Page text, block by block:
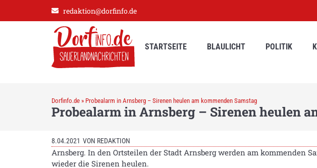
redaktion@dorfinfo.de
STARTSEITE BLAULICHT POLITIK
Dorfinfo.de » Probealarm in Arnsberg – Sirenen heulen am kommenden Samstag
Probealarm in Arnsberg – Sirenen heulen
8.04.2021 VON REDAKTION
Arnsberg. In den Ortsteilen der Stadt Arnsberg werden am kommenden
wieder die Sirenen heulen.